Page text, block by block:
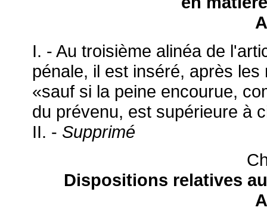
I. - Au troisième alinéa de
pénale, il est inséré, après
«sauf si la peine encourue,
du prévenu, est supérieure à
II. - Supprimé
Dispositions relatives